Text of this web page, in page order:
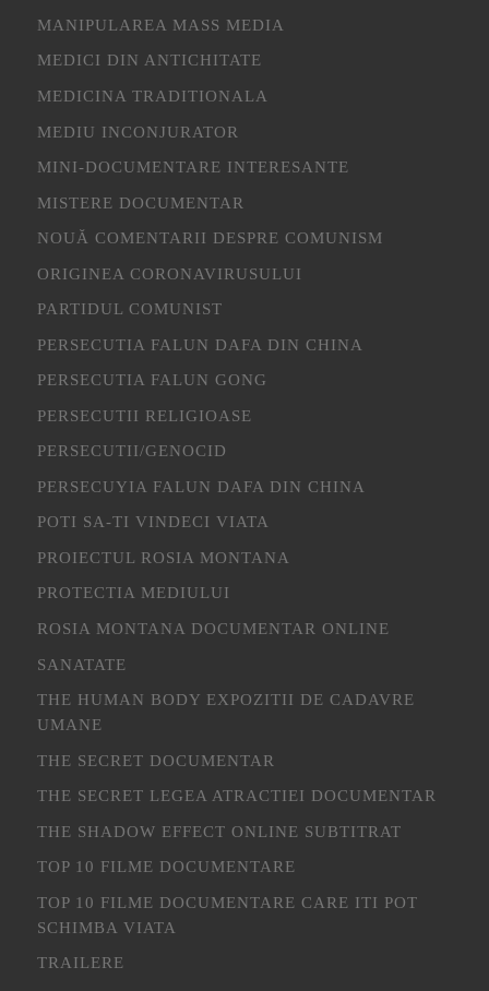
MANIPULAREA MASS MEDIA
MEDICI DIN ANTICHITATE
MEDICINA TRADITIONALA
MEDIU INCONJURATOR
MINI-DOCUMENTARE INTERESANTE
MISTERE DOCUMENTAR
NOUĂ COMENTARII DESPRE COMUNISM
ORIGINEA CORONAVIRUSULUI
PARTIDUL COMUNIST
PERSECUTIA FALUN DAFA DIN CHINA
PERSECUTIA FALUN GONG
PERSECUTII RELIGIOASE
PERSECUTII/GENOCID
PERSECUYIA FALUN DAFA DIN CHINA
POTI SA-TI VINDECI VIATA
PROIECTUL ROSIA MONTANA
PROTECTIA MEDIULUI
ROSIA MONTANA DOCUMENTAR ONLINE
SANATATE
THE HUMAN BODY EXPOZITII DE CADAVRE
UMANE
THE SECRET DOCUMENTAR
THE SECRET LEGEA ATRACTIEI DOCUMENTAR
THE SHADOW EFFECT ONLINE SUBTITRAT
TOP 10 FILME DOCUMENTARE
TOP 10 FILME DOCUMENTARE CARE ITI POT
SCHIMBA VIATA
TRAILERE